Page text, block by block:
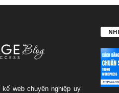
web chuyên nghiệp uy